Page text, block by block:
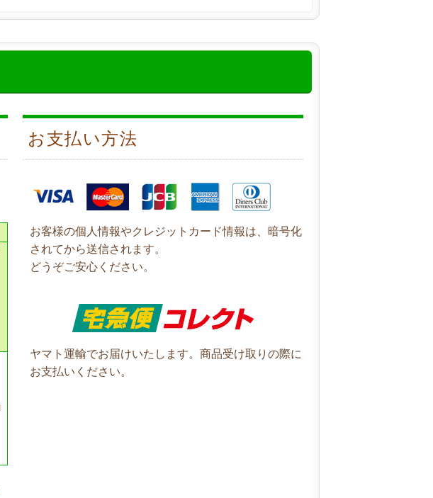
お支払い方法
お客様の個人情報やクレジットカード情報は、暗号化
されてから送信されます。
どうぞご安心ください。
ヤマト運輸でお届けいたします。商品受け取りの際に
お支払いください。